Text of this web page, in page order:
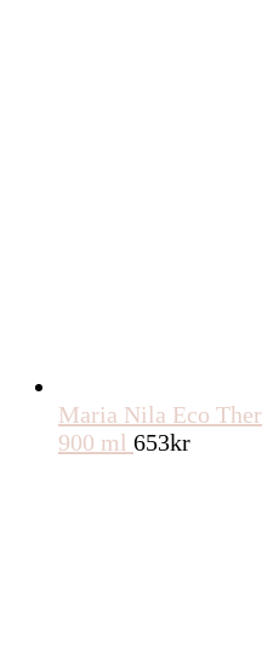
Maria Nila Eco
900 ml 653kr